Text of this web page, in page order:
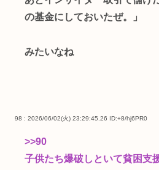
の基金にしておいたぜ。」
みたいなね
98 : 2026/06/02(火) 23:29:45.26 ID:+8/hj6PR0
>>90
子供たち爆破しといて貧困支